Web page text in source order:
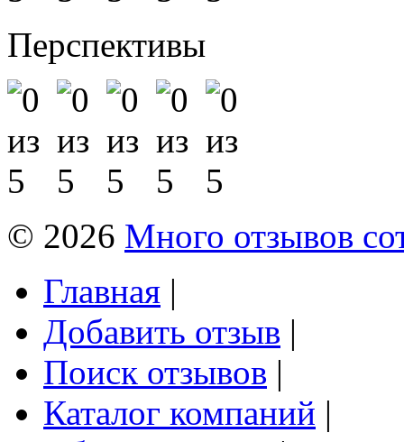
Перспективы
© 2026 Много отзывов
Главная |
Добавить отзыв |
Поиск отзывов |
Каталог компаний |